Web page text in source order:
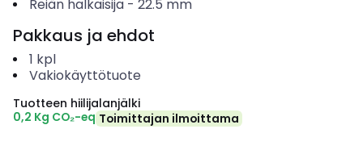
Reiän halkaisija- 22.5 mm
Pakkaus ja ehdot
1 kpl
Vakiokäyttötuote
Tuotteen hiilijalanjälki
0,2 Kg CO₂-eq Toimittajan ilmoittama